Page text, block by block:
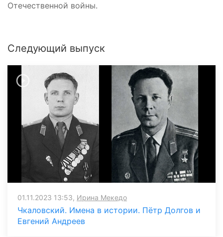
Отечественной войны.
Следующий выпуск
01.11.2023 13:53, Ирина Мекедо
Чкаловский. Имена в истории. Пётр Долгов и
Евгений Андреев